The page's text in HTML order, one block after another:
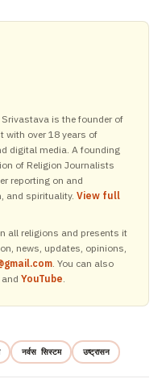
is the founder of
with over 18 years of
digital media. A founding
of Religion Journalists
reporting on and
and spirituality. View full
all religions and presents it
news, updates, opinions,
. You can also
and YouTube.
नर्वस सिस्टम उष्ट्रासन